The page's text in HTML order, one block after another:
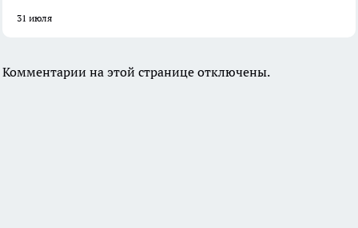
31 июля
Комментарии на этой странице отключены.